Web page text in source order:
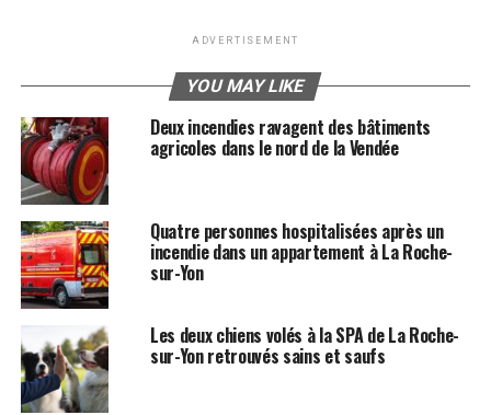
ADVERTISEMENT
YOU MAY LIKE
Deux incendies ravagent des bâtiments
agricoles dans le nord de la Vendée
Quatre personnes hospitalisées après un
incendie dans un appartement à La Roche-
sur-Yon
Les deux chiens volés à la SPA de La Roche-
sur-Yon retrouvés sains et saufs